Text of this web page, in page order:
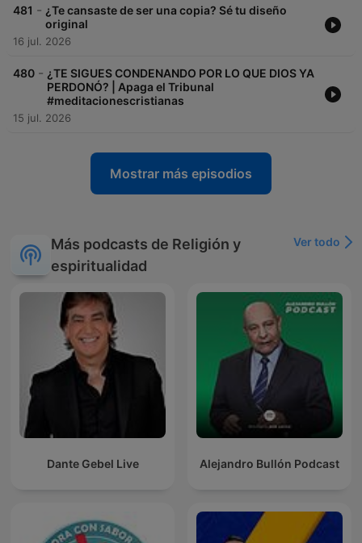
481 - ¿Te cansaste de ser una copia? Sé tu diseño
original
16 jul. 2026
480 - ¿TE SIGUES CONDENANDO POR LO QUE DIOS YA
PERDONÓ? | Apaga el Tribunal
#meditacionescristianas
15 jul. 2026
Mostrar más episodios
Más podcasts de Religión y
espiritualidad
Ver todo
Dante Gebel Live Alejandro Bullón Podcast